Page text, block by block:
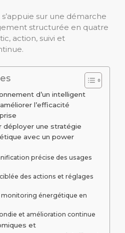
sur une démarche
structurée en quatre
action, suivi et
d’un intelligent
l’efficacité
déployer une stratégie
avec un power
précise des usages
des actions et réglages
monitoring énergétique en
et amélioration continue
et